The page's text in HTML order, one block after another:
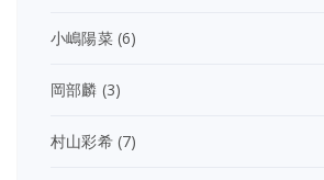
小嶋陽菜(6)
岡部麟 (3)
村山彩希(7)